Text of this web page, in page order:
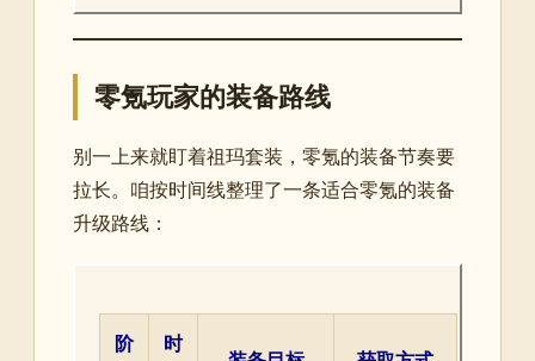
零氪玩家的装备路线
别一上来就盯着祖玛套装，零氪的装备节奏要
拉长。咱按时间线整理了一条适合零氪的装备
升级路线：
阶
时